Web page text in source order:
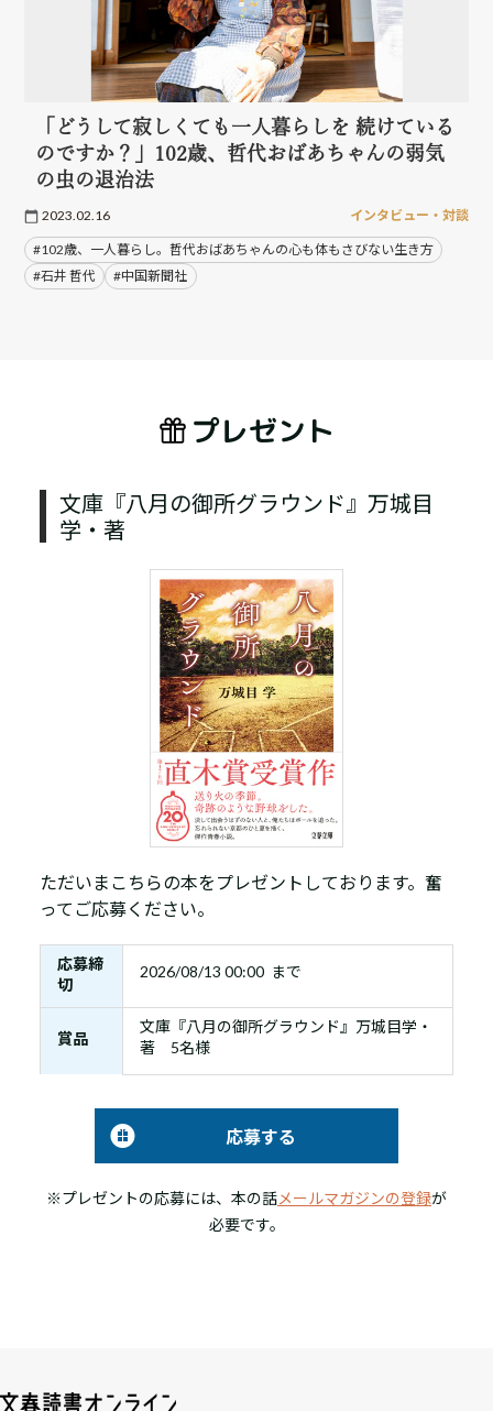
「どうして寂しくても一人暮らしを 続けている
のですか？」102歳、哲代おばあちゃんの弱気
の虫の退治法
2023.02.16 インタビュー・対談
#102歳、一人暮らし。哲代おばあちゃんの心も体もさびない生き方
#石井 哲代
#中国新聞社
プレゼント
文庫『八月の御所グラウンド』万城目
学・著
ただいまこちらの本をプレゼントしております。奮
ってご応募ください。
応募締
切
2026/08/13 00:00 まで
賞品
文庫『八月の御所グラウンド』万城目学・
著 5名様
応募する
※プレゼントの応募には、本の話メールマガジンの登録が
必要です。